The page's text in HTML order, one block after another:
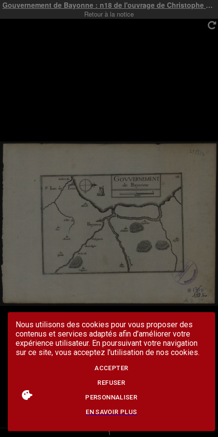
Nous utilisons des cookies pour vous proposer des
contenus et services adaptés afin d’améliorer votre
expérience utilisateur. En poursuivant votre navigation
sur ce site, vous acceptez l'utilisation de nos cookies.
ACCEPTER
REFUSER
PERSONNALISER
EN SAVOIR PLUS